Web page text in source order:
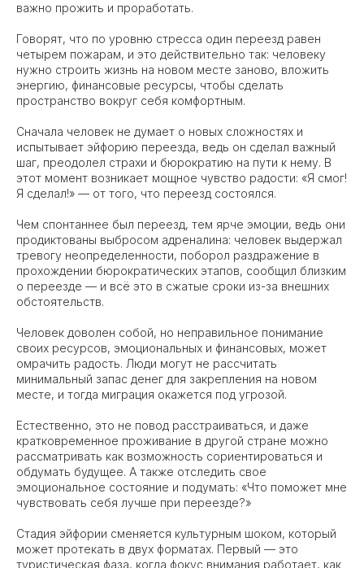
важно прожить и проработать.
Говорят, что по уровню стресса один переезд равен
четырем пожарам, и это действительно так: человеку
нужно строить жизнь на новом месте заново, вложить
энергию, финансовые ресурсы, чтобы сделать
пространство вокруг себя комфортным.
Сначала человек не думает о новых сложностях и
испытывает эйфорию переезда, ведь он сделал важный
шаг, преодолел страхи и бюрократию на пути к нему. В
этот момент возникает мощное чувство радости: «Я смог!
Я сделал!» — от того, что переезд состоялся.
Чем спонтаннее был переезд, тем ярче эмоции, ведь они
продиктованы выбросом адреналина: человек выдержал
тревогу неопределенности, поборол раздражение в
прохождении бюрократических этапов, сообщил близким
о переезде — и всё это в сжатые сроки из-за внешних
обстоятельств.
Человек доволен собой, но неправильное понимание
своих ресурсов, эмоциональных и финансовых, может
омрачить радость. Люди могут не рассчитать
минимальный запас денег для закрепления на новом
месте, и тогда миграция окажется под угрозой.
Естественно, это не повод расстраиваться, и даже
кратковременное проживание в другой стране можно
рассматривать как возможность сориентироваться и
обдумать будущее. А также отследить свое
эмоциональное состояние и подумать: «Что поможет мне
чувствовать себя лучше при переезде?»
Стадия эйфории сменяется культурным шоком, который
может протекать в двух форматах. Первый — это
туристическая фаза, когда фокус внимания работает, как